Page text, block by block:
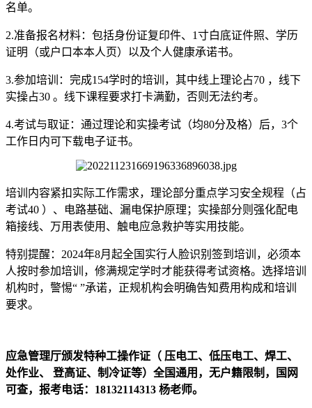
名单。
2.准备报名材料：包括身份证复印件、1寸白底证件照、学历
证明（或户口本本人页）以及个人健康承诺书。
3.参加培训：完成154学时的培训，其中线上理论占70 ，线下
实操占30 。线下课程要求打卡满勤，否则无法约考。
4.考试与取证：通过理论和实操考试（均80分及格）后，3个
工作日内可下载电子证书。
培训内容紧扣实际工作需求，理论部分重点学习安全规程（占
考试40 ）、电路基础、漏电保护原理；实操部分则强化配电
箱接线、万用表使用、触电应急救护等实用技能。
特别提醒：2024年8月起全国实行人脸识别签到培训，必须本
人按时参加培训，修满规定学时才能获得考试资格。选择培训
机构时，警惕“ ”承诺，正规机构会明确告知费用构成和培训
要求。
应急管理厅颁发特种工操作证（ 压电工、低压电工、焊工、
处作业、 登高证、制冷证等）全国通用，无户籍限制，国网
可查，报考电话：18132114313 杨老师。